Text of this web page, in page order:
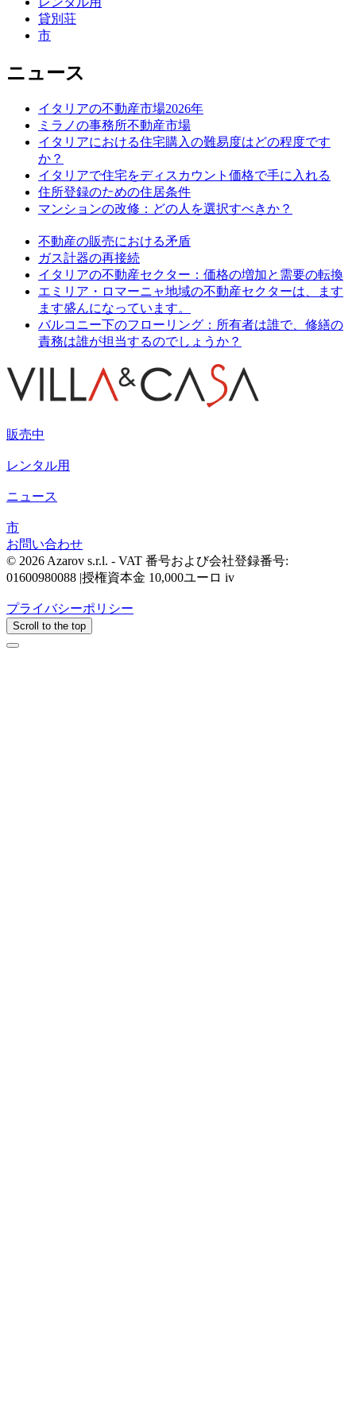
貸別荘
市
ニュース
イタリアの不動産市場2026年
ミラノの事務所不動産市場
イタリアにおける住宅購入の難易度はどの程度です
か？
イタリアで住宅をディスカウント価格で手に入れる
住所登録のための住居条件
マンションの改修：どの人を選択すべきか？
不動産の販売における矛盾
ガス計器の再接続
イタリアの不動産セクター：価格の増加と需要の転換
エミリア・ロマーニャ地域の不動産セクターは、ます
ます盛んになっています。
バルコニー下のフローリング：所有者は誰で、修繕の
責務は誰が担当するのでしょうか？
販売中
レンタル用
ニュース
市
お問い合わせ
© 2026 Azarov s.r.l. - VAT 番号および会社登録番号:
01600980088 |授権資本金 10,000ユーロ iv
プライバシーポリシー
Scroll to the top